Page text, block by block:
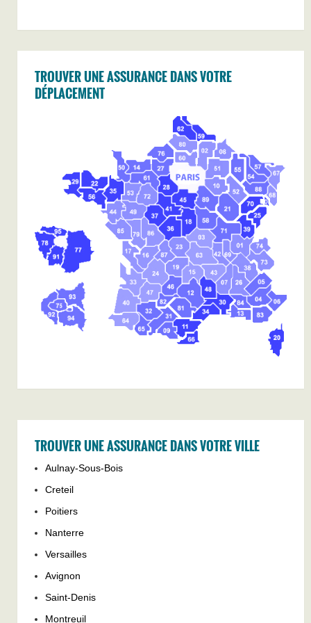
TROUVER UNE ASSURANCE DANS VOTRE
DÉPLACEMENT
TROUVER UNE ASSURANCE DANS VOTRE VILLE
Aulnay-Sous-Bois
Creteil
Poitiers
Nanterre
Versailles
Avignon
Saint-Denis
Montreuil